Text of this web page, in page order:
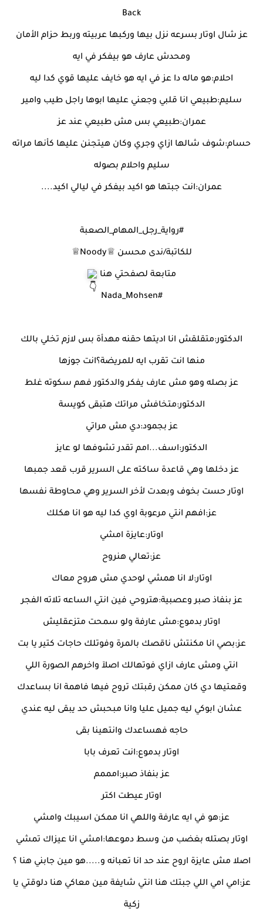
Back
عز شال اوتار بسرعه نزل بيها وركبها عربيته وربط حزام الأمان
ومحدش عارف هو بيفكر في ايه
احلام:هو ماله دا عز في ايه هو خايف عليها قوي كدا ليه
سليم:طبيعي انا قلبي وجعني عليها ابوها راجل طيب وامير
عمران:طبيعي بس مش طبيعي عند عز
حسام:شوف شالها ازاي وجري وكان هيتجنن عليها كأنها مراته
سليم واحلام بصوله
عمران:انت جبتها هو اكيد بيفكر في ليالي اكيد....
#رواية_رجل_المهام_الصعبة
للكاتبة/ندى محسن ♕Noody♕
متابعة لصفحتي هنا
#Nada_Mohsen
الدكتور:متقلقش انا اديتها حقنه مهدأة بس لازم تخلي بالك
منها انت تقرب ايه للمريضة؟انت جوزها
عز بصله وهو مش عارف يفكر والدكتور فهم سكوته غلط
الدكتور:متخافش مراتك هتبقى كويسة
عز بجمود:دي مش مراتي
الدكتور:اسف...امم تقدر تشوفها لو عايز
عز دخلها وهي قاعدة ساكته على السرير قرب قعد جمبها
اوتار حست بخوف وبعدت لأخر السرير وهي محاوطة نفسها
عز:افهم انتي مرعوبة اوي كدا ليه هو انا هكلك
اوتار:عايزة امشي
عز:تعالي هنروح
اوتار:لا انا همشي لوحدي مش هروح معاك
عز بنفاذ صبر وعصبية:هتروحي فين انتي الساعه تلاته الفجر
اوتار بدموع:مش عارفة ولو سمحت متزعقليش
عز:بصي انا مكنتش ناقصك بالمرة وفوتلك حاجات كتير يا بت
انتي ومش عارف ازاي فوتهالك اصلآ واخرهم الصورة اللي
وقعتيها دي كان ممكن رقبتك تروح فيها فاهمة انا بساعدك
عشان ابوكي ليه جميل عليا وانا مبحبش حد يبقى ليه عندي
حاجه فهساعدك وانتهينا بقى
اوتار بدموع:انت تعرف بابا
عز بنفاذ صبر:امممم
اوتار عيطت اكتر
عز:هو في ايه عارفة واللهي انا ممكن اسيبك وامشي
اوتار بصتله بغضب من وسط دموعها:امشي انا عيزاك تمشي
اصلا مش عايزة اروح عند حد انا تعبانه و.....هو مين جابني هنا ؟
عز:امي امي اللي جبتك هنا انتي شايفة مين معاكي هنا دلوقتي يا
زكية